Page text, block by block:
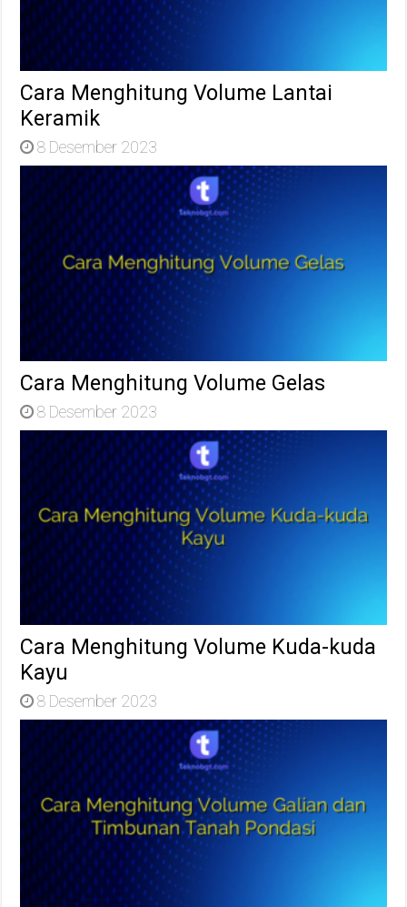
Cara Menghitung Volume Lantai
Keramik
8 Desember 2023
Cara Menghitung Volume Gelas
8 Desember 2023
Cara Menghitung Volume Kuda-kuda
Kayu
8 Desember 2023